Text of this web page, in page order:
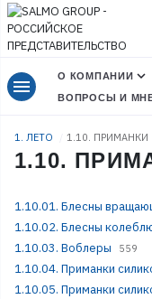
menu О КОМПАНИИ
ВОПРОСЫ И
1. ЛЕТО 1.10. ПРИМАНКИ
1.10.
1.10.01. Блесны
1.10.02. Блесны
1.10.03. Воблеры 559
1.10.04. Приманки
1.10.05. Приманки